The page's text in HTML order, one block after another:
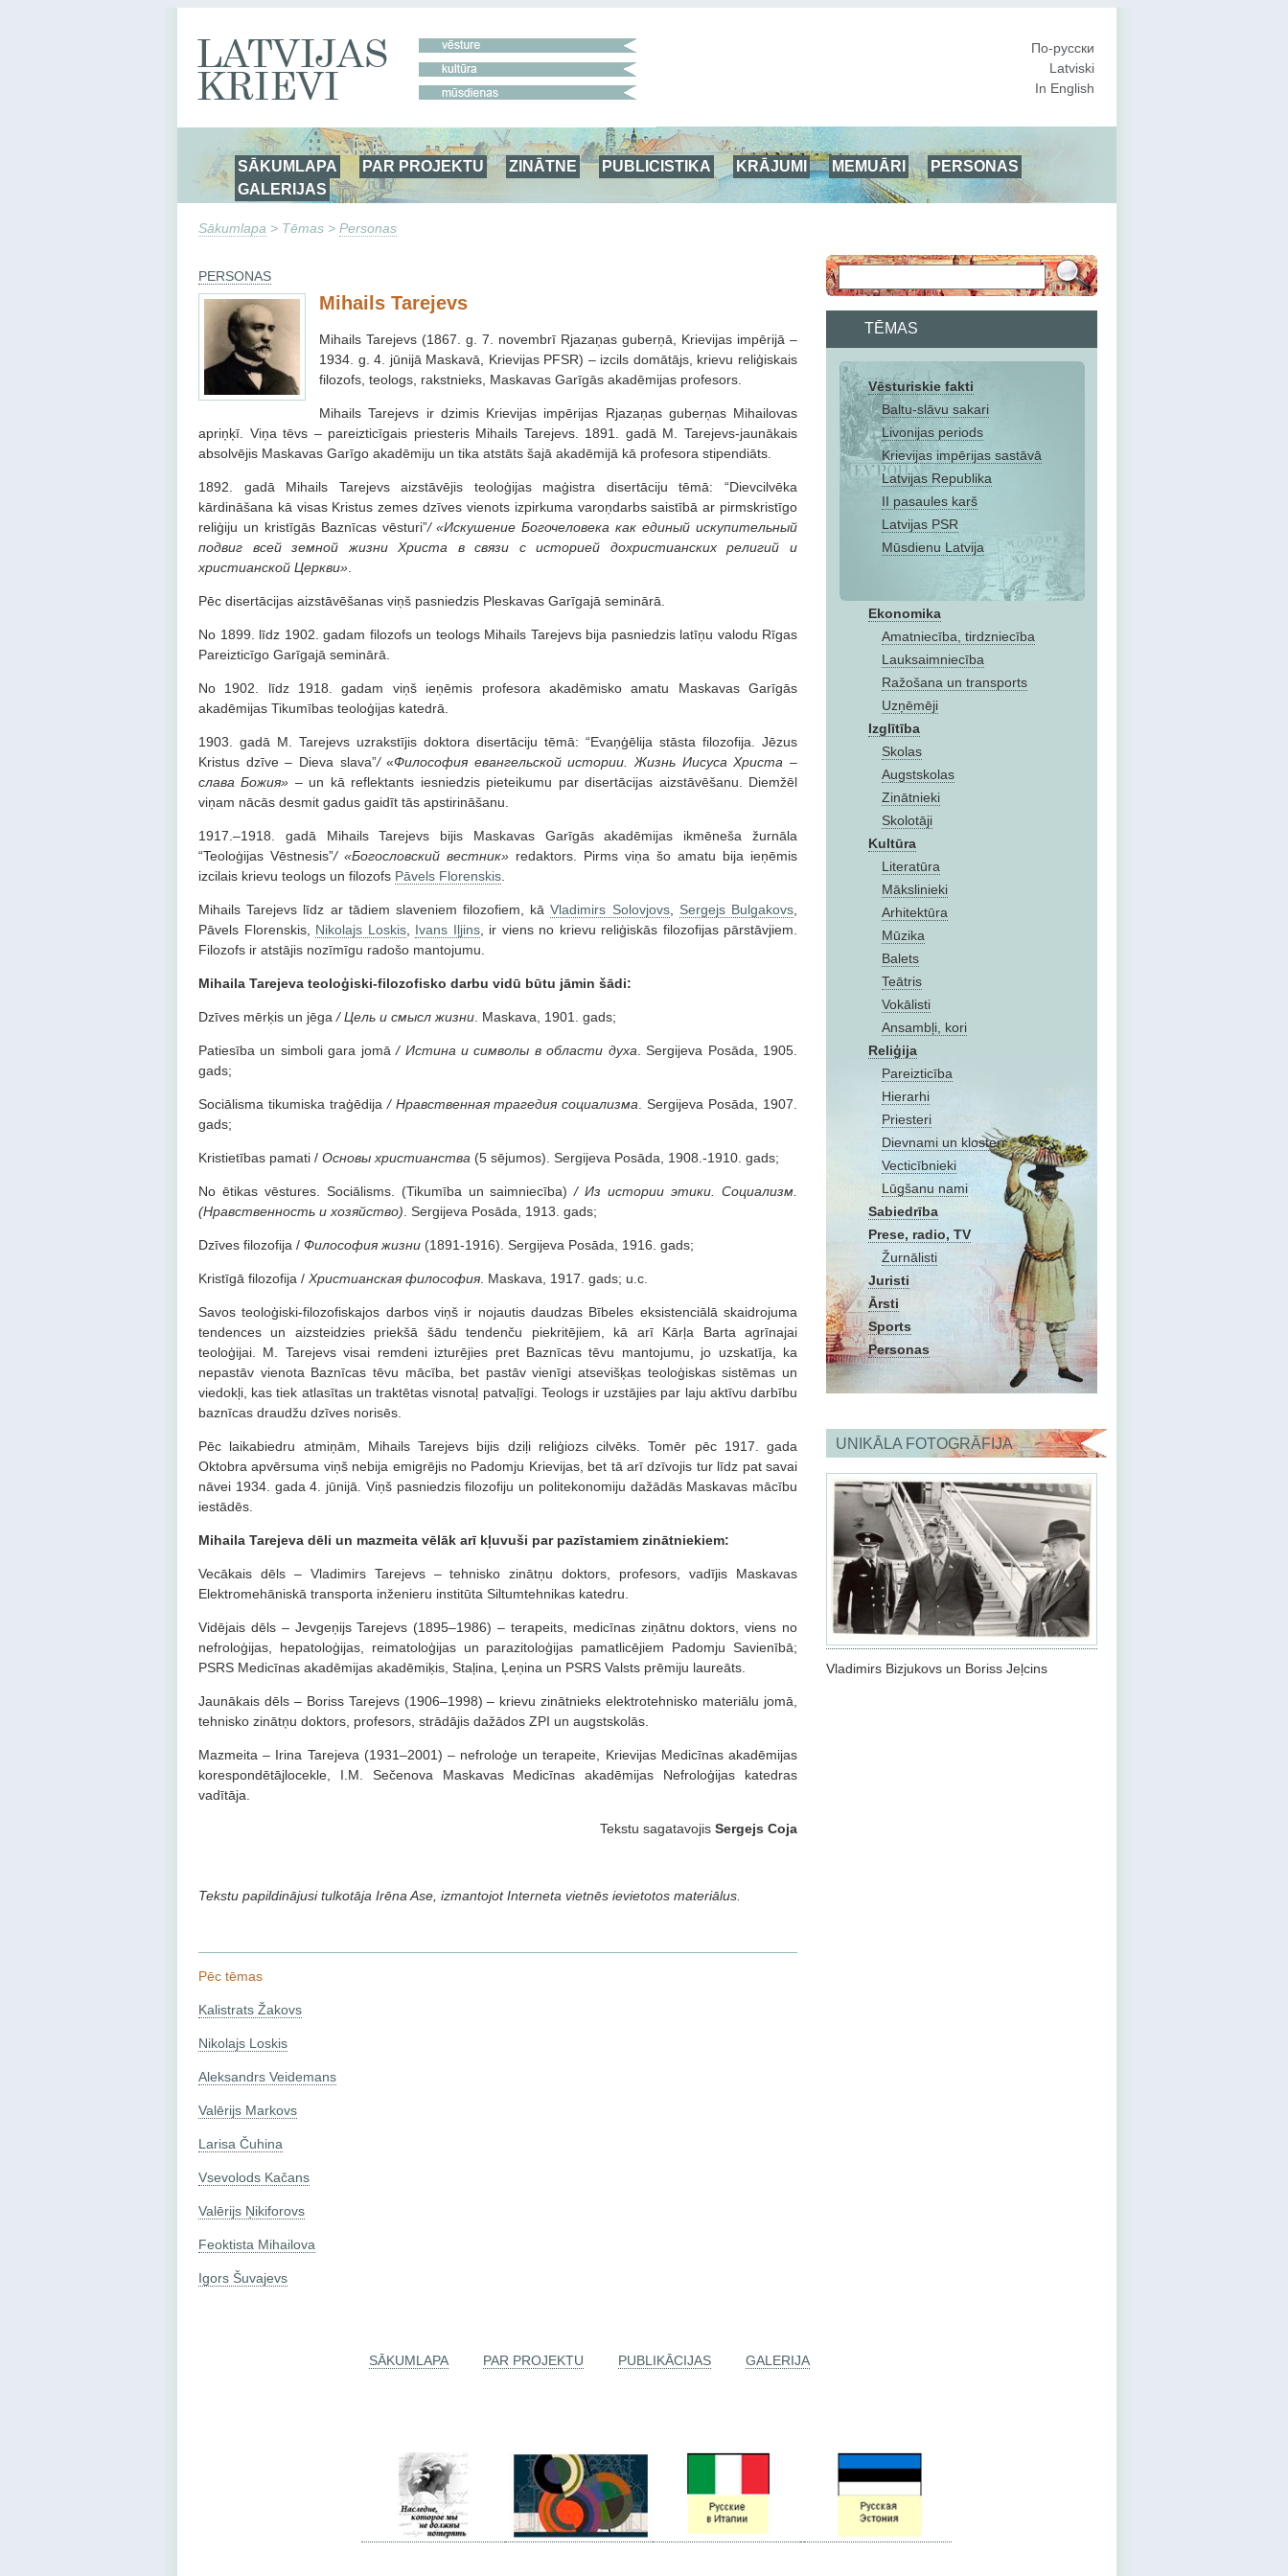
По-русски
Latviski
In English
SĀKUMLAPA PAR PROJEKTU ZINĀTNE PUBLICISTIKA KRĀJUMI MEMUĀRI
PERSONAS
GALERIJAS
Sākumlapa > Tēmas > Personas
TĒMAS
Vēsturiskie fakti
Baltu-slāvu sakari
Livonijas periods
Krievijas impērijas sastāvā
Latvijas Republika
II pasaules karš
Latvijas PSR
Mūsdienu Latvija
Ekonomika
Amatniecība, tirdzniecība
Lauksaimniecība
Ražošana un transports
Uzņēmēji
Izglītība
Skolas
Augstskolas
Zinātnieki
Skolotāji
Kultūra
Literatūra
Mākslinieki
Arhitektūra
Mūzika
Balets
Teātris
Vokālisti
Ansambļi, kori
Reliģija
Pareizticība
Hierarhi
Priesteri
Dievnami un klosteri
Vecticībnieki
Lūgšanu nami
Sabiedrība
Prese, radio, TV
Žurnālisti
Juristi
Ārsti
Sports
Personas
UNIKĀLA FOTOGRĀFIJA
Vladimirs Bizjukovs un Boriss Jeļcins
PERSONAS
Mihails Tarejevs
Mihails Tarejevs (1867. g. 7. novembrī Rjazaņas guberņā, Krievijas impērijā –
1934. g. 4. jūnijā Maskavā, Krievijas PFSR) – izcils domātājs, krievu reliģiskais
filozofs, teologs, rakstnieks, Maskavas Garīgās akadēmijas profesors.
Mihails Tarejevs ir dzimis Krievijas impērijas Rjazaņas guberņas Mihailovas
apriņķī. Viņa tēvs – pareizticīgais priesteris Mihails Tarejevs. 1891. gadā M. Tarejevs-jaunākais
absolvējis Maskavas Garīgo akadēmiju un tika atstāts šajā akadēmijā kā profesora stipendiāts.
1892. gadā Mihails Tarejevs aizstāvējis teoloģijas maģistra disertāciju tēmā: “Dievcilvēka
kārdināšana kā visas Kristus zemes dzīves vienots izpirkuma varoņdarbs saistībā ar pirmskristīgo
reliģiju un kristīgās Baznīcas vēsturi”/ «Искушение Богочеловека как единый искупительный
подвиг всей земной жизни Христа в связи с историей дохристианских религий и
христианской Церкви»
Pēc disertācijas aizstāvēšanas viņš pasniedzis Pleskavas Garīgajā seminārā.
No 1899. līdz 1902. gadam filozofs un teologs Mihails Tarejevs bija pasniedzis latīņu valodu Rīgas
Pareizticīgo Garīgajā seminārā.
No 1902. līdz 1918. gadam viņš ieņēmis profesora akadēmisko amatu Maskavas Garīgās
akadēmijas Tikumības teoloģijas katedrā.
1903. gadā M. Tarejevs uzrakstījis doktora disertāciju tēmā: “Evaņģēlija stāsta filozofija. Jēzus
Kristus dzīve – Dieva slava”/«Философия евангельской истории. Жизнь Иисуса Христа –
слава Божия» – un kā reflektants iesniedzis pieteikumu par disertācijas aizstāvēšanu. Diemžēl
viņam nācās desmit gadus gaidīt tās apstirināšanu.
1917.–1918. gadā Mihails Tarejevs bijis Maskavas Garīgās akadēmijas ikmēneša žurnāla
“Teoloģijas Vēstnesis”/ «Богословский вестник» redaktors. Pirms viņa šo amatu bija ieņēmis
izcilais krievu teologs un filozofs Pāvels Florenskis
Mihails Tarejevs līdz ar tādiem slaveniem filozofiem, kāVladimirs Solovjovs, Sergejs Bulgakovs
Pāvels Florenskis, Nikolajs Loskis, Ivans Iļjins, ir viens no krievu reliģiskās filozofijas pārstāvjiem.
Filozofs ir atstājis nozīmīgu radošo mantojumu.
Mihaila Tarejeva teoloģiski-filozofisko darbu vidū būtu jāmin šādi:
Dzīves mērķis un jēga /Цель и смысл жизни . Мaskava, 1901. gads;
Patiesība un simboli gara jomā / Истина и символы в области духа . Sergijeva Posāda, 1905.
gads;
Sociālisma tikumiska traģēdija / Нравственная трагедия социализма . Sergijeva Posāda, 1907.
gads;
Kristietības pamati / Основы христианства (5 sējumos). Sergijeva Posāda, 1908.-1910. gads;
No ētikas vēstures. Sociālisms. (Tikumība un saimniecība)/Из истории этики. Социализм.
(Нравственность и хозяйство) . Sergijeva Posāda, 1913. gads;
Dzīves filozofija / Философия жизни (1891-1916). Sergijeva Posāda, 1916. gads;
Kristīgā filozofija / Христианская философия . Мaskava, 1917. gads; u.c.
Savos teoloģiski-filozofiskajos darbos viņš ir nojautis daudzas Bībeles eksistenciālā skaidrojuma
tendences un aizsteidzies priekšā šādu tendenču piekritējiem, kā arī Kārļa Barta agrīnajai
teoloģijai. M. Tarejevs visai remdeni izturējies pret Baznīcas tēvu mantojumu, jo uzskatīja, ka
nepastāv vienota Baznīcas tēvu mācība, bet pastāv vienīgi atsevišķas teoloģiskas sistēmas un
viedokļi, kas tiek atlasītas un traktētas visnotaļ patvaļīgi. Teologs ir uzstājies par laju aktīvu darbību
baznīcas draudžu dzīves norisēs.
Pēc laikabiedru atmiņām, Mihails Tarejevs bijis dziļi reliģiozs cilvēks. Tomēr pēc 1917. gada
Oktobra apvērsuma viņš nebija emigrējis no Padomju Krievijas, bet tā arī dzīvojis tur līdz pat savai
nāvei 1934. gada 4. jūnijā. Viņš pasniedzis filozofiju un politekonomiju dažādās Maskavas mācību
iestādēs.
Mihaila Tarejeva dēli un mazmeita vēlāk arī kļuvuši par pazīstamiem zinātniekiem:
Vecākais dēls – Vladimirs Tarejevs – tehnisko zinātņu doktors, profesors, vadījis Maskavas
Elektromehāniskā transporta inženieru institūta Siltumtehnikas katedru.
Vidējais dēls – Jevgeņijs Tarejevs (1895–1986) – terapeits, medicīnas ziņātnu doktors, viens no
nefroloģijas, hepatoloģijas, reimatoloģijas un parazitoloģijas pamatlicējiem Padomju Savienībā;
PSRS Medicīnas akadēmijas akadēmiķis, Staļina, Ļeņina un PSRS Valsts prēmiju laureāts.
Jaunākais dēls – Boriss Tarejevs (1906–1998) – krievu zinātnieks elektrotehnisko materiālu jomā,
tehnisko zinātņu doktors, profesors, strādājis dažādos ZPI un augstskolās.
Mazmeita – Irina Tarejeva (1931–2001) – nefroloģe un terapeite, Krievijas Medicīnas akadēmijas
korespondētājlocekle, I.M. Sečenova Maskavas Medicīnas akadēmijas Nefroloģijas katedras
vadītāja.
Tekstu sagatavojis Sergejs Coja
Tekstu papildinājusi tulkotāja Irēna Ase, izmantojot Interneta vietnēs ievietotos materiālus.
Pēc tēmas
Kalistrats Žakovs
Nikolajs Loskis
Aleksandrs Veidemans
Valērijs Markovs
Larisa Čuhina
Vsevolods Kačans
Valērijs Ņikiforovs
Feoktista Mihailova
Igors Šuvajevs
SĀKUMLAPA PAR PROJEKTU PUBLIKĀCIJAS GALERIJA